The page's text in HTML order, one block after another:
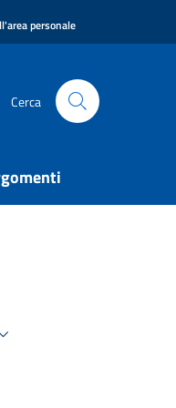
personale
Cerca